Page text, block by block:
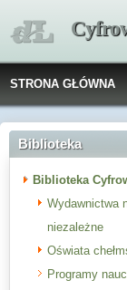
STRONA GŁÓWNA
Biblioteka
Biblioteka
Wydawnictwa
niezależne
Oświata
Programy